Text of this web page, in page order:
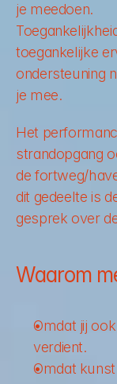
je meedoen.
toegankelijke
ondersteuning
je mee.
Het
strandopgang
de fortweg/
dit gedeelte is
gesprek over
Waarom
Omdat jij
verdient.
Omdat